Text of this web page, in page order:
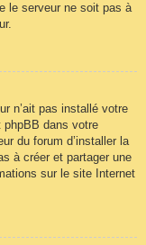
le serveur ne soit pas à
n’ait pas installé votre
phpBB dans votre
du forum d’installer la
à créer et partager une
sur le site Internet